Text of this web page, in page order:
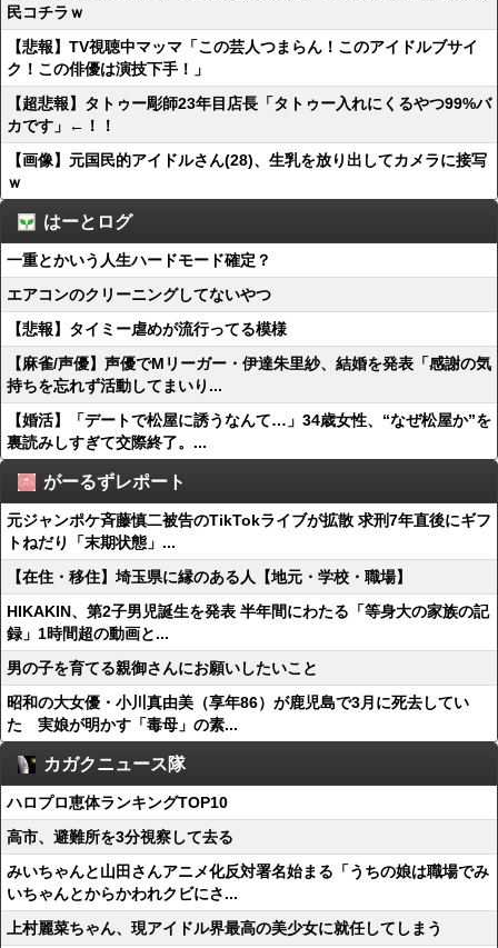
民コチラｗ
【悲報】TV視聴中マッマ「この芸人つまらん！このアイドルブサイ
ク！この俳優は演技下手！」
【超悲報】タトゥー彫師23年目店長「タトゥー入れにくるやつ99%バ
カです」←！！
【画像】元国民的アイドルさん(28)、生乳を放り出してカメラに接写
ｗ
はーとログ
一重とかいう人生ハードモード確定？
エアコンのクリーニングしてないやつ
【悲報】タイミー虐めが流行ってる模様
【麻雀/声優】声優でMリーガー・伊達朱里紗、結婚を発表「感謝の気
持ちを忘れず活動してまいり...
【婚活】「デートで松屋に誘うなんて…」34歳女性、“なぜ松屋か”を
裏読みしすぎて交際終了。...
がーるずレポート
元ジャンポケ斉藤慎二被告のTikTokライブが拡散 求刑7年直後にギフ
トねだり「末期状態」...
【在住・移住】埼玉県に縁のある人【地元・学校・職場】
HIKAKIN、第2子男児誕生を発表 半年間にわたる「等身大の家族の記
録」1時間超の動画と...
男の子を育てる親御さんにお願いしたいこと
昭和の大女優・小川真由美（享年86）が鹿児島で3月に死去してい
た 実娘が明かす「毒母」の素...
カガクニュース隊
ハロプロ恵体ランキングTOP10
高市、避難所を3分視察して去る
みいちゃんと山田さんアニメ化反対署名始まる「うちの娘は職場でみ
いちゃんとからかわれクビにさ...
上村麗菜ちゃん、現アイドル界最高の美少女に就任してしまう